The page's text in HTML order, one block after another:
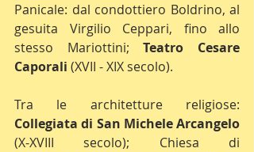
Panicale: dal condottiero Boldrino, al
gesuita Virgilio Ceppari, fino allo
stesso Mariottini; Teatro Cesare
Caporali (XVII - XIX secolo).
Collegiata di San Michele Arcangelo